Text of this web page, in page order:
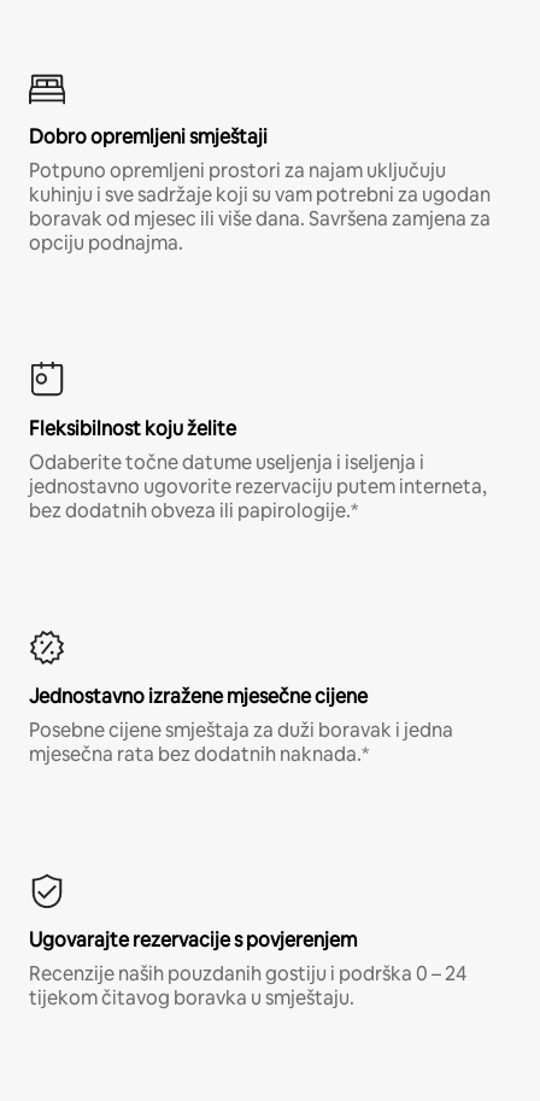
Dobro opremljeni smještaji
Potpuno opremljeni prostori za najam uključuju
kuhinju i sve sadržaje koji su vam potrebni za ugodan
boravak od mjesec ili više dana. Savršena zamjena za
opciju podnajma.
Fleksibilnost koju želite
Odaberite točne datume useljenja i iseljenja i
jednostavno ugovorite rezervaciju putem interneta,
bez dodatnih obveza ili papirologije.*
Jednostavno izražene mjesečne cijene
Posebne cijene smještaja za duži boravak i jedna
mjesečna rata bez dodatnih naknada.*
Ugovarajte rezervacije s povjerenjem
Recenzije naših pouzdanih gostiju i podrška 0 – 24
tijekom čitavog boravka u smještaju.